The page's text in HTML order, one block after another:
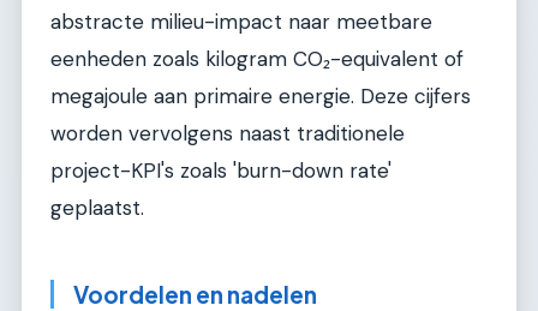
abstracte milieu-impact naar meetbare
eenheden zoals kilogram CO₂-equivalent of
megajoule aan primaire energie. Deze cijfers
worden vervolgens naast traditionele
project-KPI's zoals 'burn-down rate'
geplaatst.
Voordelen en nadelen